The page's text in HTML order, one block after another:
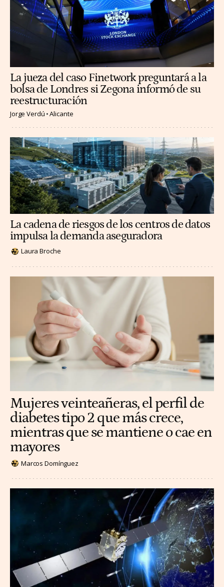
La jueza del caso Finetwork preguntará a la
bolsa de Londres si Zegona informó de su
reestructuración
Jorge Verdú Alicante
La cadena de riesgos de los centros de datos
impulsa la demanda aseguradora
Laura Broche
Mujeres veinteañeras, el perfil de
diabetes tipo 2 que más crece,
mientras que se mantiene o cae en
mayores
Marcos Domínguez